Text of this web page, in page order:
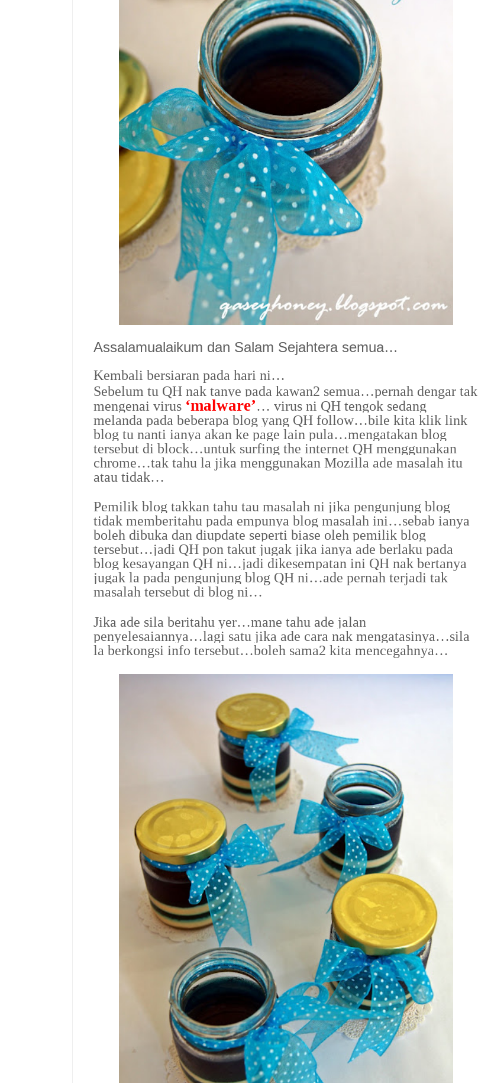
Assalamualaikum dan Salam Sejahtera semua…
Kembali bersiaran pada hari ni…
Sebelum tu QH nak tanye pada kawan2 semua…pernah dengar tak
mengenai virus ‘malware’… virus ni QH tengok sedang
melanda pada beberapa blog yang QH follow…bile kita klik link
blog tu nanti ianya akan ke page lain pula…mengatakan blog
tersebut di block…untuk surfing the internet QH menggunakan
chrome…tak tahu la jika menggunakan Mozilla ade masalah itu
atau tidak…
Pemilik blog takkan tahu tau masalah ni jika pengunjung blog
tidak memberitahu pada empunya blog masalah ini…sebab ianya
boleh dibuka dan diupdate seperti biase oleh pemilik blog
tersebut…jadi QH pon takut jugak jika ianya ade berlaku pada
blog kesayangan QH ni…jadi dikesempatan ini QH nak bertanya
jugak la pada pengunjung blog QH ni…ade pernah terjadi tak
masalah tersebut di blog ni…
Jika ade sila beritahu yer…mane tahu ade jalan
penyelesaiannya…lagi satu jika ade cara nak mengatasinya…sila
la berkongsi info tersebut…boleh sama2 kita mencegahnya…